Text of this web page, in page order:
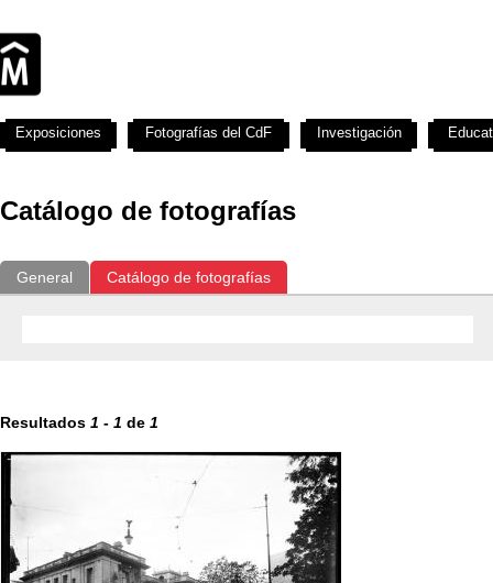
Catálogo de fotografías
General Catálogo de fotografías
Resultados 1 - 1 de 1
Exposiciones Fotografías del CdF Investigación